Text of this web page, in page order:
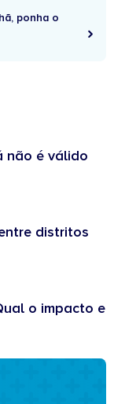
ponha o
não é válido
distritos
o impacto e